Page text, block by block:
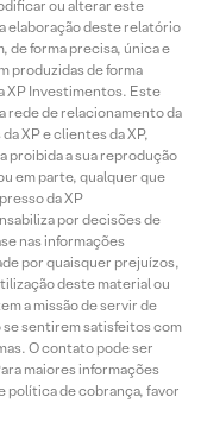
ou alterar este
elaboração deste relatório
de forma precisa, única e
produzidas de forma
XP Investimentos. Este
rede de relacionamento da
XP e clientes da XP,
proibida a sua reprodução
em parte, qualquer que
da XP
por decisões de
nas informações
por quaisquer prejuízos,
deste material ou
a missão de servir de
sentirem satisfeitos com
O contato pode ser
maiores informações
política de cobrança, favor